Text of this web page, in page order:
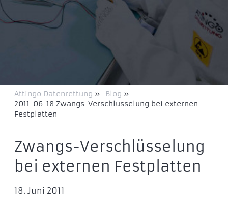
Attingo Datenrettung » Blog »
2011-06-18 Zwangs-Verschlüsselung bei externen
Festplatten
Zwangs-Verschlüsselung
bei externen Festplatten
18. Juni 2011